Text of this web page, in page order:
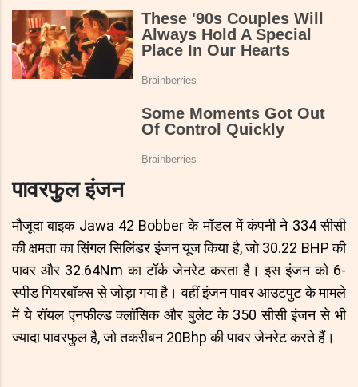
पावरफुल इंजन
मौजूदा बाइक Jawa 42 Bobber के मॉडल में कंपनी ने 334 सीसी
की क्षमता का सिंगल सिलिंडर इंजन यूज किया है, जो 30.22 BHP की
पावर और 32.64Nm का टॉर्क जेनरेट करता है। इस इंजन को 6-
स्पीड गियरबॉक्स से जोड़ा गया है। वहीं इंजन पावर आउटपुट के मामले
में ये रॉयल एनफील्ड क्लॉसिक और बुलेट के 350 सीसी इंजन से भी
ज्यादा पावरफुल है, जो तकरीबन 20Bhp की पावर जेनरेट करते हैं।